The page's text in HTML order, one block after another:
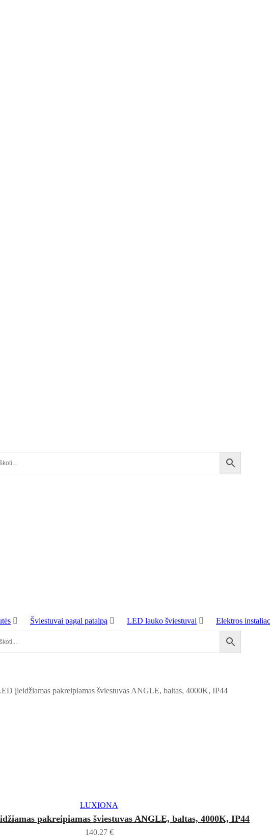
Šviestuvai pagal patalpą LED lauko šviestuvai Elektros
Į KREPŠELĮ
LUXIONA
pakreipiamas šviestuvas ANGLE, baltas, 4000K, IP44
140.27 €